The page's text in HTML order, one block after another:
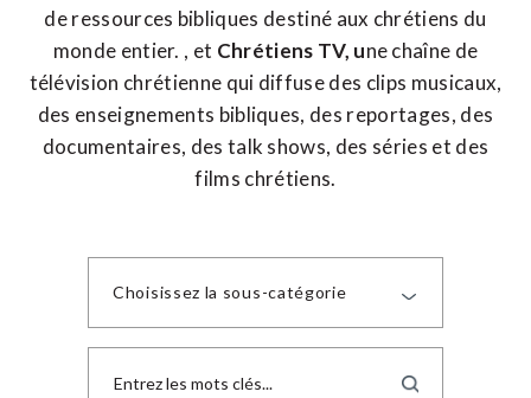
de ressources bibliques destiné aux chrétiens du
monde entier. , et Chrétiens TV, une chaîne de
télévision chrétienne qui diffuse des clips musicaux,
des enseignements bibliques, des reportages, des
documentaires, des talk shows, des séries et des
films chrétiens.
Choisissez la sous-catégorie